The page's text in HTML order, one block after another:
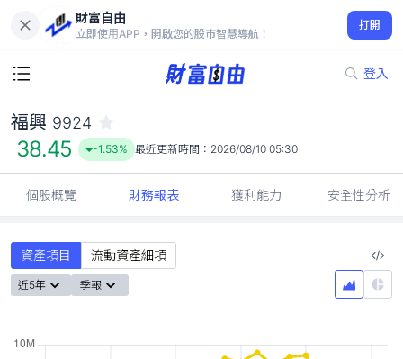
財富自由
立即使用APP，開啟您的股市智慧導航！
打開
登入
38.45
-1.53%
福興 9924
38.45 -1.53% 最近更新時間： 2026/08/10 05:30
個股概覽 財務報表 獲利能力 安全性分析
資產項目 流動資產細項
近5年 季報